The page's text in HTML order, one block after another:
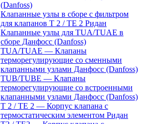
(Danfoss)
Клапанные узлы в сборе с фильтром
для клапанов T 2 / TE 2 Ридан
Клапанные узлы для TUA/TUAE в
сборе Данфосс (Danfoss)
TUA/TUAE — Клапаны
терморегулирующие со сменными
клапанными узлами Данфосс (Danfoss)
TUB/TUBE — Клапаны
терморегулирующие со встроенными
клапанными узлами Данфосс (Danfoss)
T 2 / TE 2 — Корпус клапана с
термостатическим элементом Ридан